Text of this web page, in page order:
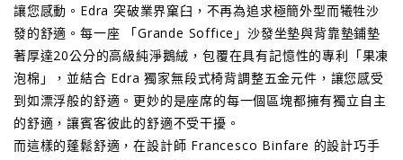
讓您感動。Edra 突破業界窠臼，不再為追求極簡外型而犧牲沙
發的舒適。每一座 「Grande Soffice」沙發坐墊與背靠墊鋪墊
著厚達20公分的高級純淨鵝絨，包覆在具有記憶性的專利「果凍
泡棉」，並結合 Edra 獨家無段式椅背調整五金元件，讓您感受
到如漂浮般的舒適。更妙的是座席的每一個區塊都擁有獨立自主
的舒適，讓賓客彼此的舒適不受干擾。
而這樣的蓬鬆舒適，在設計師 Francesco Binfare 的設計巧手